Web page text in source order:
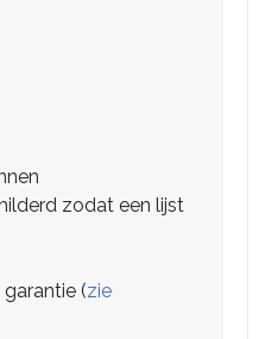
zodat een lijst
(zie